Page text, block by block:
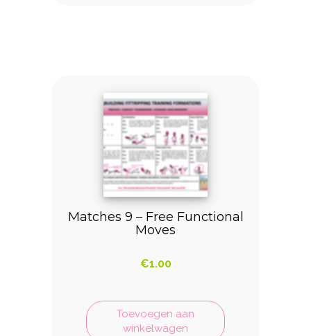
Matches 9 – Free Functional
Moves
€1.00
Toevoegen aan
winkelwagen